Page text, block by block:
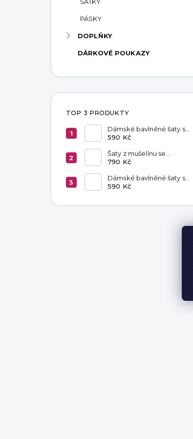
PÁSKY
DOPLŇKY
DÁRKOVÉ POUKAZY
TOP 3 PRODUKTY
Dámské bavlněné šaty s
kapsami Red
590 Kč
Šaty z mušelínu se
zavazováním v pase
790 Kč
Dámské bavlněné šaty s
kapsami Chocolate
590 Kč